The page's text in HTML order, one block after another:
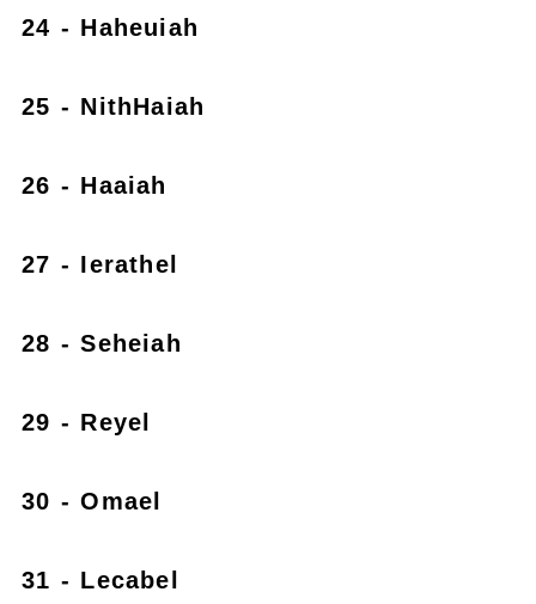
24 - Haheuiah
25 - NithHaiah
26 - Haaiah
27 - Ierathel
28 - Seheiah
29 - Reyel
30 - Omael
31 - Lecabel